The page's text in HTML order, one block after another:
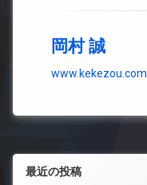
岡村 誠
www.kekezou.com
最近の投稿